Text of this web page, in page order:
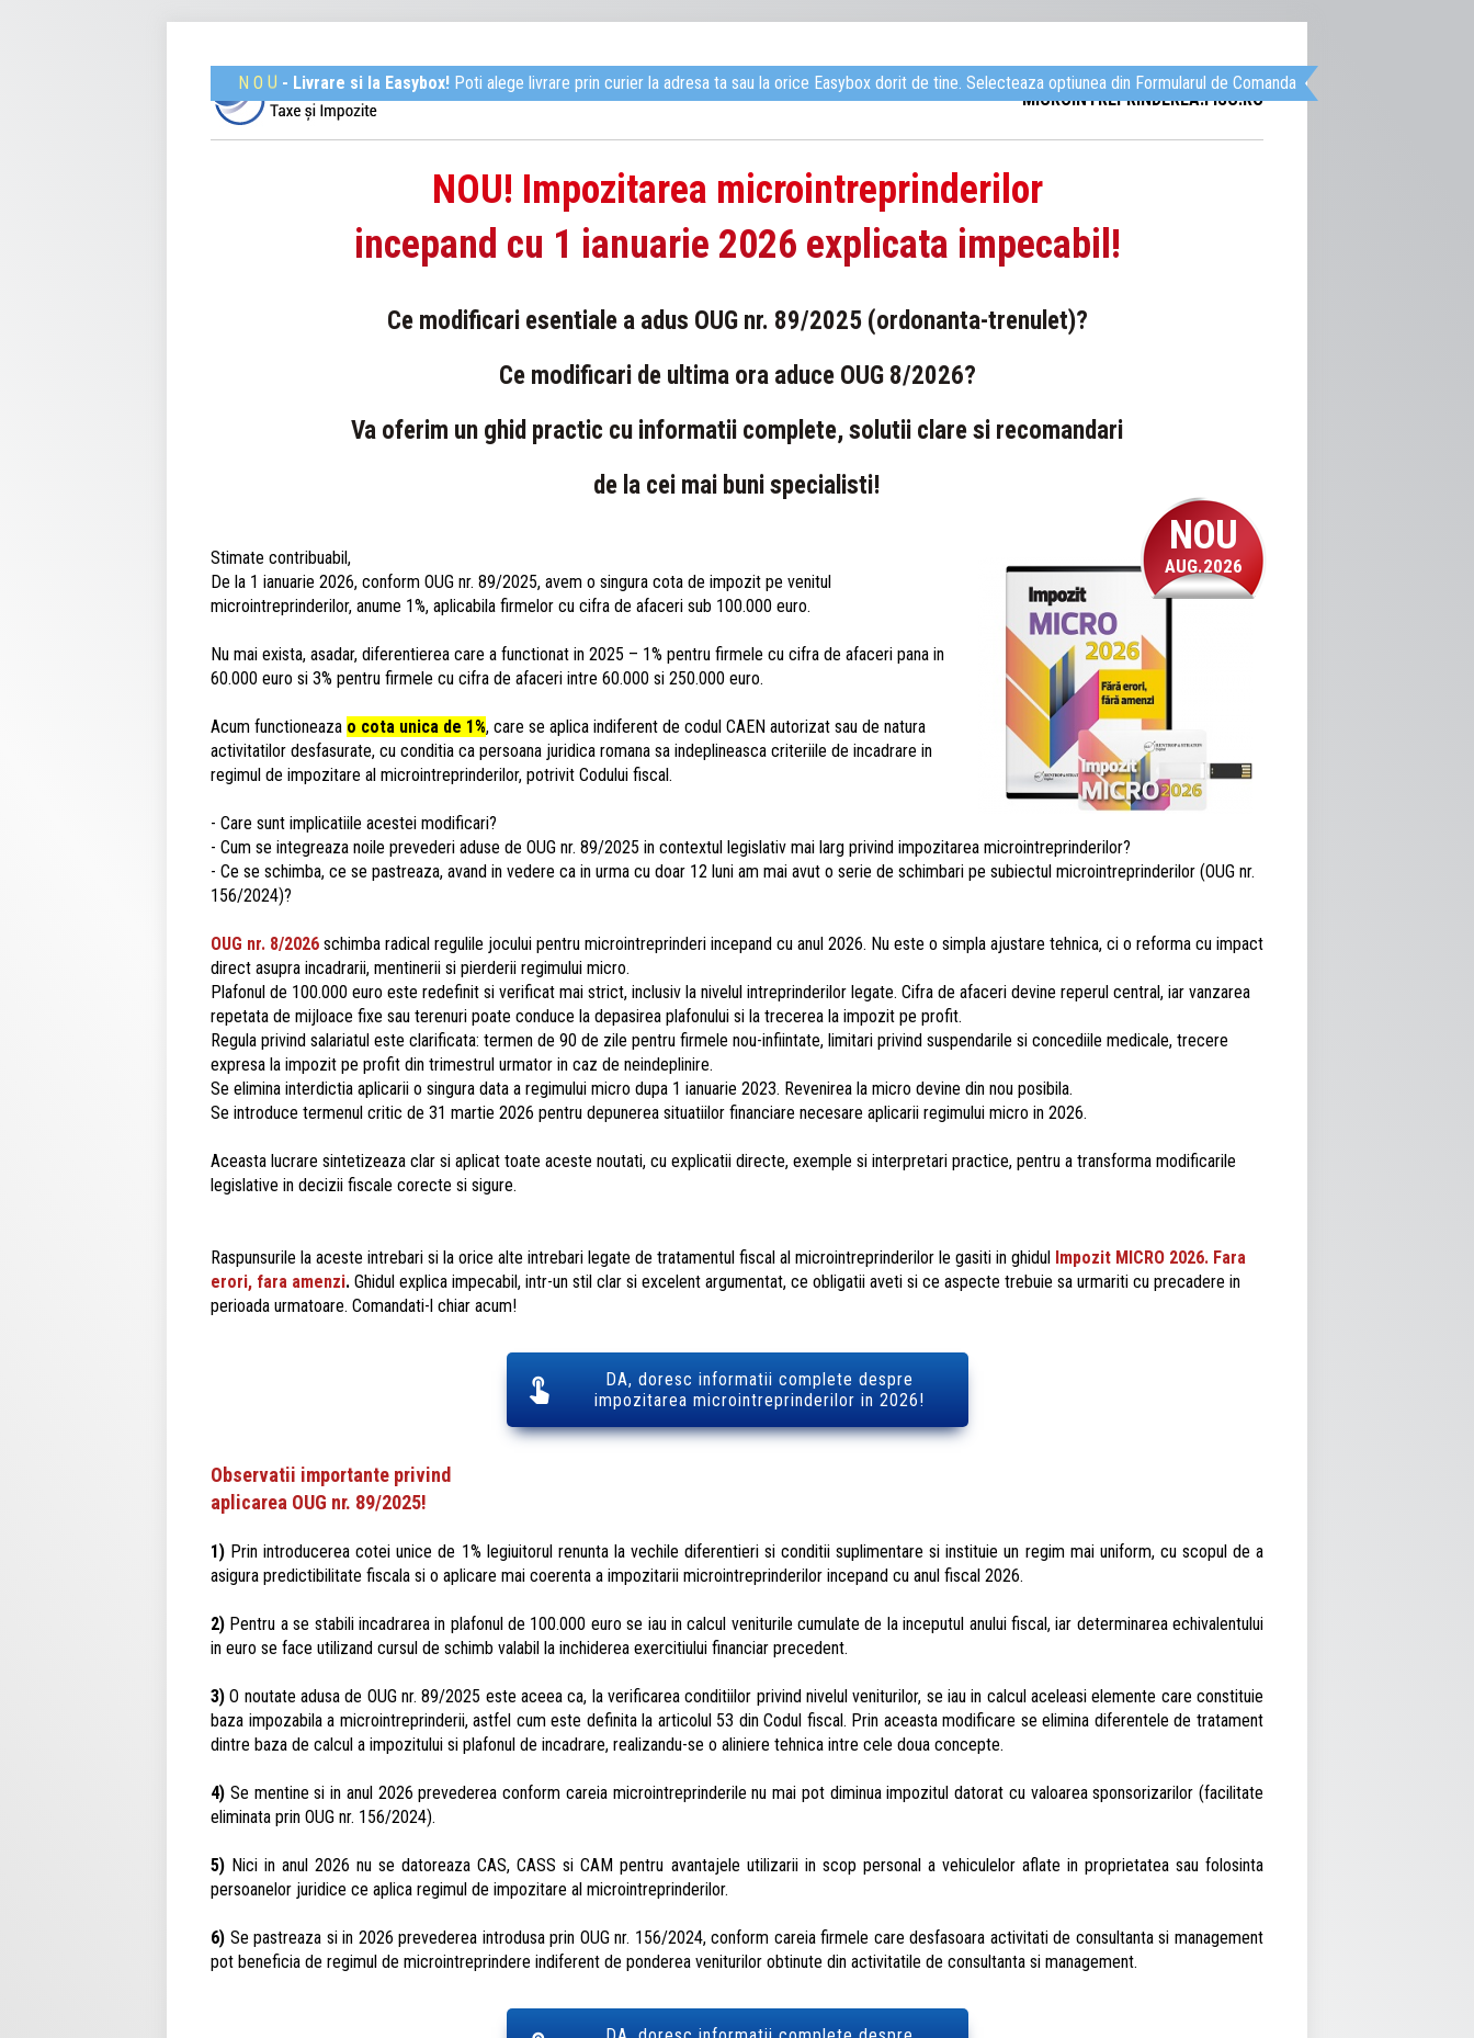
N O U - Livrare si la Easybox! Poti alege livrare prin curier la adresa ta sau la orice Easybox dorit de tine. Selecteaza optiunea din Formularul de Comanda
MICROINTREPRINDEREA.FISC.RO
NOU! Impozitarea microintreprinderilor
incepand cu 1 ianuarie 2026 explicata impecabil!
Ce modificari esentiale a adus OUG nr. 89/2025 (ordonanta-trenulet)?
Ce modificari de ultima ora aduce OUG 8/2026?
Va oferim un ghid practic cu informatii complete, solutii clare si recomandari
de la cei mai buni specialisti!
NOU
AUG.2026
Stimate contribuabil,
De la 1 ianuarie 2026, conform OUG nr. 89/2025, avem o singura cota de impozit pe venitul
microintreprinderilor, anume 1%, aplicabila firmelor cu cifra de afaceri sub 100.000 euro.
Nu mai exista, asadar, diferentierea care a functionat in 2025 – 1% pentru firmele cu cifra de afaceri pana in
60.000 euro si 3% pentru firmele cu cifra de afaceri intre 60.000 si 250.000 euro.
Acum functioneaza o cota unica de 1%, care se aplica indiferent de codul CAEN autorizat sau de natura
activitatilor desfasurate, cu conditia ca persoana juridica romana sa indeplineasca criteriile de incadrare in
regimul de impozitare al microintreprinderilor, potrivit Codului fiscal.
- Care sunt implicatiile acestei modificari?
- Cum se integreaza noile prevederi aduse de OUG nr. 89/2025 in contextul legislativ mai larg privind impozitarea microintreprinderilor?
- Ce se schimba, ce se pastreaza, avand in vedere ca in urma cu doar 12 luni am mai avut o serie de schimbari pe subiectul microintreprinderilor (OUG nr.
156/2024)?
OUG nr. 8/2026 schimba radical regulile jocului pentru microintreprinderi incepand cu anul 2026. Nu este o simpla ajustare tehnica, ci o reforma cu impact
direct asupra incadrarii, mentinerii si pierderii regimului micro.
Plafonul de 100.000 euro este redefinit si verificat mai strict, inclusiv la nivelul intreprinderilor legate. Cifra de afaceri devine reperul central, iar vanzarea
repetata de mijloace fixe sau terenuri poate conduce la depasirea plafonului si la trecerea la impozit pe profit.
Regula privind salariatul este clarificata: termen de 90 de zile pentru firmele nou-infiintate, limitari privind suspendarile si concediile medicale, trecere
expresa la impozit pe profit din trimestrul urmator in caz de neindeplinire.
Se elimina interdictia aplicarii o singura data a regimului micro dupa 1 ianuarie 2023. Revenirea la micro devine din nou posibila.
Se introduce termenul critic de 31 martie 2026 pentru depunerea situatiilor financiare necesare aplicarii regimului micro in 2026.
Aceasta lucrare sintetizeaza clar si aplicat toate aceste noutati, cu explicatii directe, exemple si interpretari practice, pentru a transforma modificarile
legislative in decizii fiscale corecte si sigure.
Raspunsurile la aceste intrebari si la orice alte intrebari legate de tratamentul fiscal al microintreprinderilor le gasiti in ghidul Impozit MICRO 2026. Fara
erori, fara amenzi. Ghidul explica impecabil, intr-un stil clar si excelent argumentat, ce obligatii aveti si ce aspecte trebuie sa urmariti cu precadere in
perioada urmatoare. Comandati-l chiar acum!
DA, doresc informatii complete despre
impozitarea microintreprinderilor in 2026!
Observatii importante privind
aplicarea OUG nr. 89/2025!
1) Prin introducerea cotei unice de 1% legiuitorul renunta la vechile diferentieri si conditii suplimentare si instituie un regim mai uniform, cu scopul de a
asigura predictibilitate fiscala si o aplicare mai coerenta a impozitarii microintreprinderilor incepand cu anul fiscal 2026.
2) Pentru a se stabili incadrarea in plafonul de 100.000 euro se iau in calcul veniturile cumulate de la inceputul anului fiscal, iar determinarea echivalentului
in euro se face utilizand cursul de schimb valabil la inchiderea exercitiului financiar precedent.
3)O noutate adusa de OUG nr. 89/2025 este aceea ca, la verificarea conditiilor privind nivelul veniturilor, se iau in calcul aceleasi elemente care constituie
baza impozabila a microintreprinderii, astfel cum este definita la articolul 53 din Codul fiscal. Prin aceasta modificare se elimina diferentele de tratament
dintre baza de calcul a impozitului si plafonul de incadrare, realizandu-se o aliniere tehnica intre cele doua concepte.
4) Se mentine si in anul 2026 prevederea conform careia microintreprinderile nu mai pot diminua impozitul datorat cu valoarea sponsorizarilor (facilitate
eliminata prin OUG nr. 156/2024).
5) Nici in anul 2026 nu se datoreaza CAS, CASS si CAM pentru avantajele utilizarii in scop personal a vehiculelor aflate in proprietatea sau folosinta
persoanelor juridice ce aplica regimul de impozitare al microintreprinderilor.
6) Se pastreaza si in 2026 prevederea introdusa prin OUG nr. 156/2024, conform careia firmele care desfasoara activitati de consultanta si management
pot beneficia de regimul de microintreprindere indiferent de ponderea veniturilor obtinute din activitatile de consultanta si management.